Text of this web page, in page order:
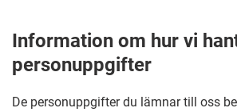
Information om hur vi
personuppgifter
De personuppgifter du lämnar till oss